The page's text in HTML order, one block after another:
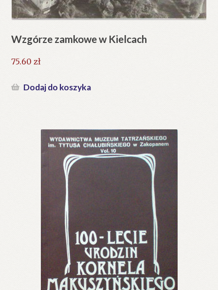
Wzgórze zamkowe w Kielcach
75.60 zł
Dodaj do koszyka